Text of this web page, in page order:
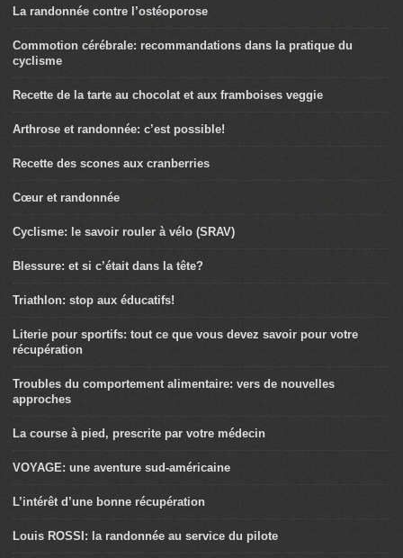
La randonnée contre l’ostéoporose
Commotion cérébrale: recommandations dans la pratique du
cyclisme
Recette de la tarte au chocolat et aux framboises veggie
Arthrose et randonnée: c’est possible!
Recette des scones aux cranberries
Cœur et randonnée
Cyclisme: le savoir rouler à vélo (SRAV)
Blessure: et si c’était dans la tête?
Triathlon: stop aux éducatifs!
Literie pour sportifs: tout ce que vous devez savoir pour votre
récupération
Troubles du comportement alimentaire: vers de nouvelles
approches
La course à pied, prescrite par votre médecin
VOYAGE: une aventure sud-américaine
L’intérêt d’une bonne récupération
Louis ROSSI: la randonnée au service du pilote